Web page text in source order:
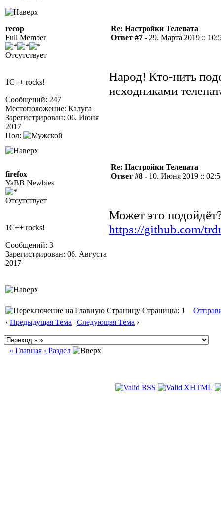
recop
Full Member
Отсутствует
1C++ rocks!
Сообщений: 247
Местоположение: Калуга
Зарегистрирован: 06. Июня
2017
Пол:
Re: Настройки Телепата
Ответ #7 - 29. Марта 2019 ::
Народ! Кто-нить
исходниками
firefox
YaBB Newbies
Отсутствует
1C++ rocks!
Сообщений: 3
Зарегистрирован: 06. Августа
2017
Re: Настройки Телепата
Ответ #8 - 10. Июня 2019 ::
Может это
https://github.com/
Страницы: 1
‹ Предыдущая Тема | Следующая Тема ›
« Главная ‹ Раздел